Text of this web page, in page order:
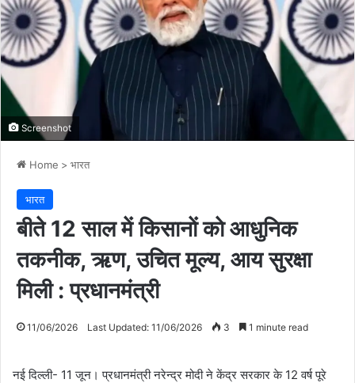
Screenshot
Home > भारत
भारत
बीते 12 साल में किसानाें काे आधुनिक
तकनीक, ऋण, उचित मूल्य, आय सुरक्षा
मिली : प्रधानमंत्री
11/06/2026 Last Updated: 11/06/2026 3 1 minute read
नई दिल्ली- 11 जून। प्रधानमंत्री नरेन्द्र मोदी ने केंद्र सरकार के 12 वर्ष पूरे